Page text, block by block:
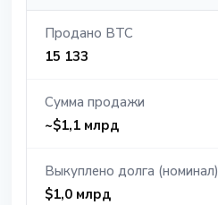
Продано BTC
15 133
Сумма продажи
~$1,1 млрд
Выкуплено долга (номинал)
$1,0 млрд